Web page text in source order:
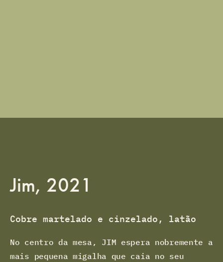
Jim, 2021
Cobre martelado e cinzelado, latão
No centro da mesa, JIM espera nobremente a
mais pequena migalha que caia no seu